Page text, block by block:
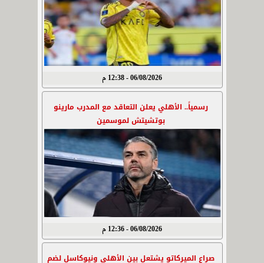
06/08/2026 - 12:38 م
رسمياً.. الأهلي يعلن التعاقد مع المدرب مارينو
بوتشيتش لموسمين
06/08/2026 - 12:36 م
صراع الميركاتو يشتعل بين الأهلي ونيوكاسل لضم